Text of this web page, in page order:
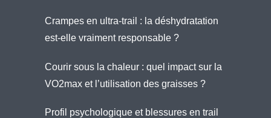
Crampes en ultra-trail : la déshydratation
est-elle vraiment responsable ?
Courir sous la chaleur : quel impact sur la
VO2max et l’utilisation des graisses ?
Profil psychologique et blessures en trail